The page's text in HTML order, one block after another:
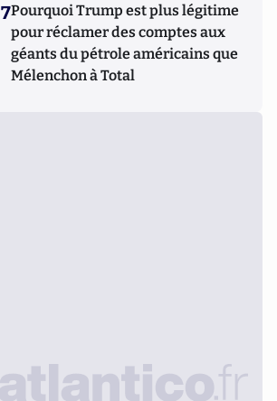
7Pourquoi Trump est plus légitime
pour réclamer des comptes aux
géants du pétrole américains que
Mélenchon à Total